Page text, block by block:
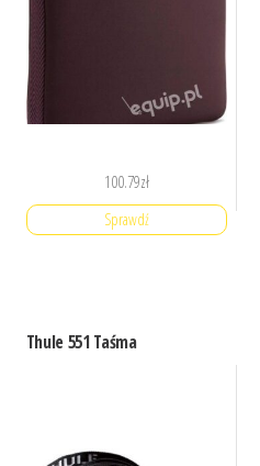
100.79zł
Sprawdź
Thule 551 Taśma